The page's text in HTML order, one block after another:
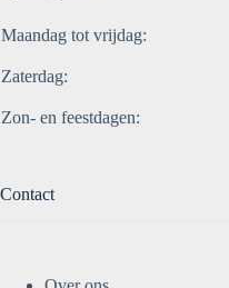
Maandag tot vrijdag:
Zaterdag:
Zon- en feestdagen:
Contact